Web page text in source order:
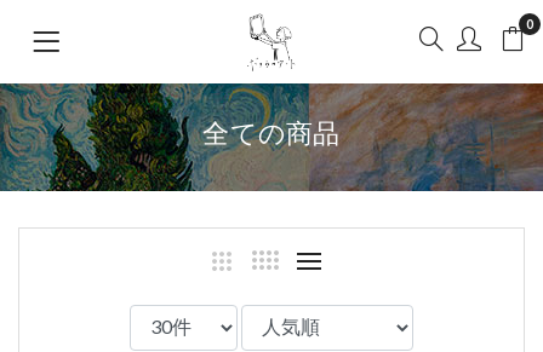
0
全ての商品